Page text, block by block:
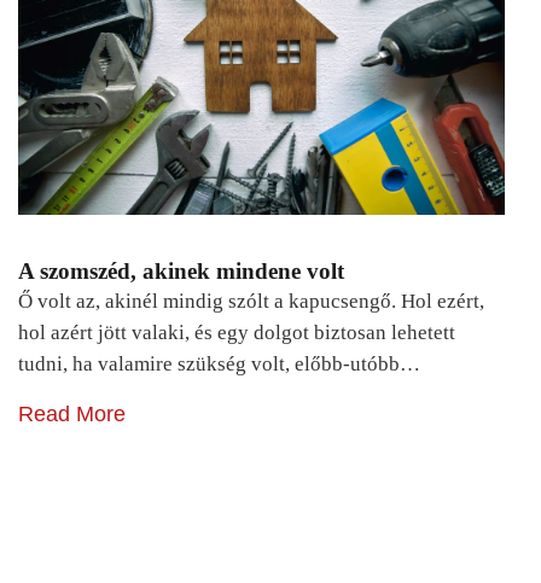
A szomszéd, akinek mindene volt
Ő volt az, akinél mindig szólt a kapucsengő. Hol ezért,
hol azért jött valaki, és egy dolgot biztosan lehetett
tudni, ha valamire szükség volt, előbb-utóbb…
Read More